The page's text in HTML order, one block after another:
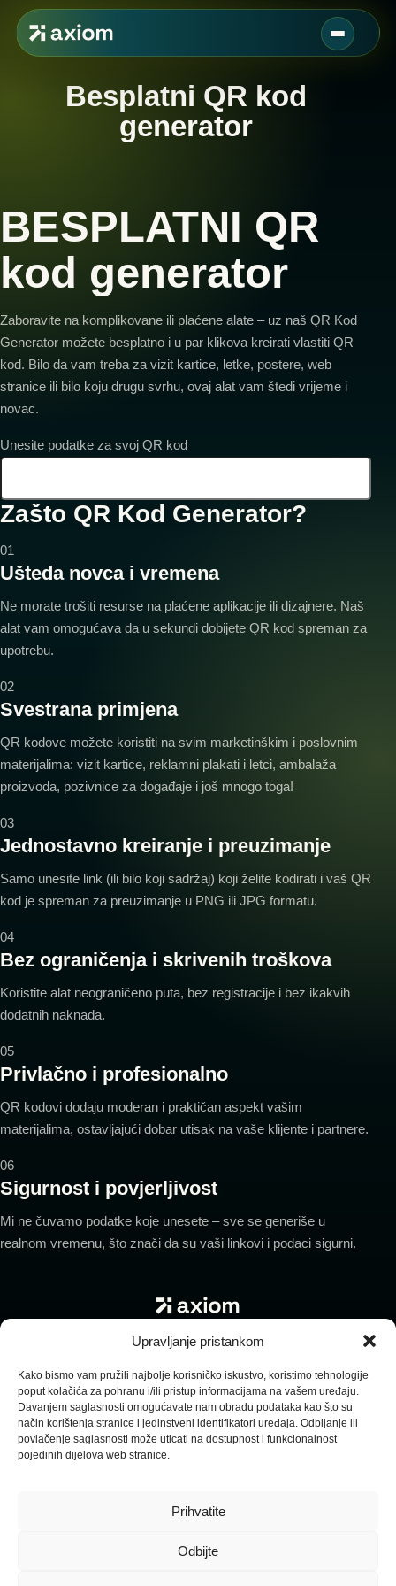
Upravljanje pristankom
Kako bismo vam pružili najbolje korisničko iskustvo, koristimo tehnologije
poput kolačića za pohranu i/ili pristup informacijama na vašem uređaju.
Davanjem saglasnosti omogućavate nam obradu podataka kao što su
način korištenja stranice i jedinstveni identifikatori uređaja. Odbijanje ili
povlačenje saglasnosti može uticati na dostupnost i funkcionalnost
pojedinih dijelova web stranice.
Prihvatite
Odbijte
Besplatni QR kod
generator
BESPLATNI QR
kod generator
Zaboravite na komplikovane ili plaćene alate – uz naš QR Kod
Generator možete besplatno i u par klikova kreirati vlastiti QR
kod. Bilo da vam treba za vizit kartice, letke, postere, web
stranice ili bilo koju drugu svrhu, ovaj alat vam štedi vrijeme i
novac.
Unesite podatke za svoj QR kod
Zašto QR Kod Generator?
01
Ušteda novca i vremena
Ne morate trošiti resurse na plaćene aplikacije ili dizajnere. Naš
alat vam omogućava da u sekundi dobijete QR kod spreman za
upotrebu.
02
Svestrana primjena
QR kodove možete koristiti na svim marketinškim i poslovnim
materijalima: vizit kartice, reklamni plakati i letci, ambalaža
proizvoda, pozivnice za događaje i još mnogo toga!
03
Jednostavno kreiranje i preuzimanje
Samo unesite link (ili bilo koji sadržaj) koji želite kodirati i vaš QR
kod je spreman za preuzimanje u PNG ili JPG formatu.
04
Bez ograničenja i skrivenih troškova
Koristite alat neograničeno puta, bez registracije i bez ikakvih
dodatnih naknada.
05
Privlačno i profesionalno
QR kodovi dodaju moderan i praktičan aspekt vašim
materijalima, ostavljajući dobar utisak na vaše klijente i partnere.
06
Sigurnost i povjerljivost
Mi ne čuvamo podatke koje unesete – sve se generiše u
realnom vremenu, što znači da su vaši linkovi i podaci sigurni.
Politika kolačića Izjava o odricanju od odgovornosti
Opći uslovi poslovanja
© 2026 Axiom. Sva prava zadržana.